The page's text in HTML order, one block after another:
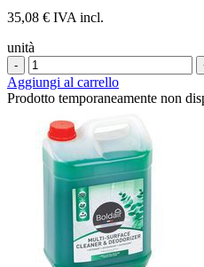
35,08 € IVA incl.
unità
-
Aggiungi al carrello
Prodotto temporaneamente non